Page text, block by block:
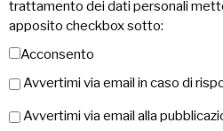
trattamento dei dati personali
apposito checkbox sotto:
Acconsento
Avvertimi via email in caso di
Avvertimi via email alla